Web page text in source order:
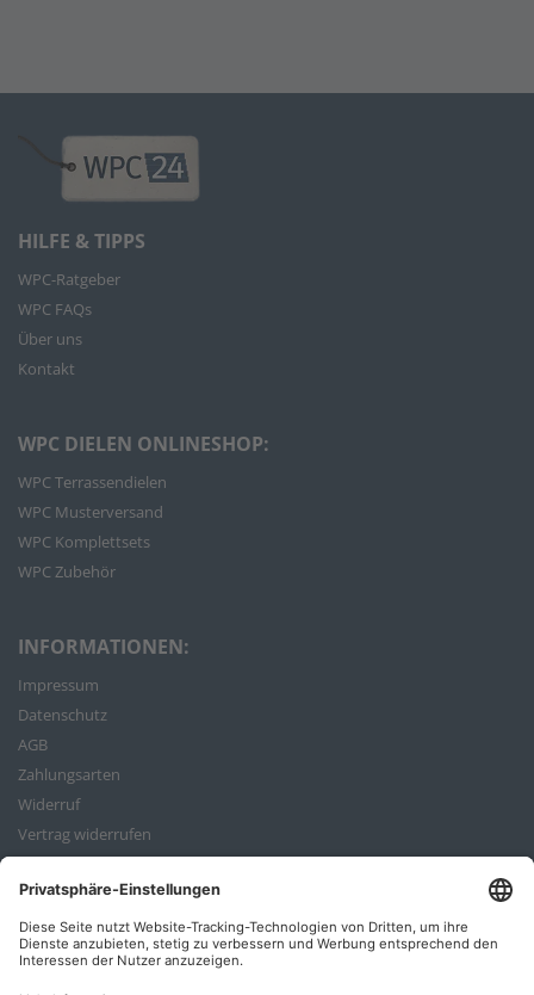
HILFE & TIPPS
WPC-Ratgeber
WPC FAQs
Über uns
Kontakt
WPC DIELEN ONLINESHOP:
WPC Terrassendielen
WPC Musterversand
WPC Komplettsets
WPC Zubehör
INFORMATIONEN:
Impressum
Datenschutz
AGB
Zahlungsarten
Widerruf
Vertrag widerrufen
Bestellvorgang
ZAHLUNGSARTEN: